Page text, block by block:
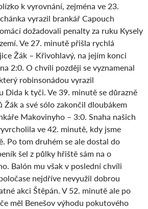
k vyrovnání, zejména ve 23.
vyrazil brankář Capouch
dožadovali penalty za ruku Kysely
Ve 27. minutě přišla rychlá
Žák – Křivohlavý, na jejím konci
2:0. O chvíli později se vyznamenal
robinsonádou vyrazil
Dida k tyči. Ve 39. minutě se důrazně
Žák a své sólo zakončil dloubákem
Makovinyho – 3:0. Snaha našich
ve 42. minutě, kdy jsme
Po tom druhém se ale dostal do
šel z půlky hřiště sám na o
Balón mu však v poslední chvíli
nejdříve nevyužil dobrou
akci Štěpán. V 52. minutě ale po
měl Benešov výhodu pokutového